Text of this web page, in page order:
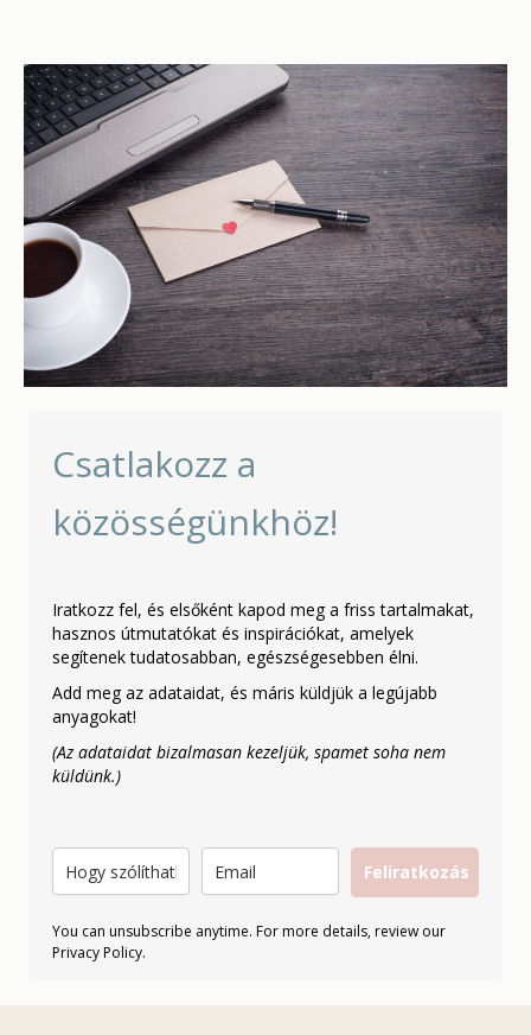
Csatlakozz a
közösségünkhöz!
Iratkozz fel, és elsőként kapod meg a friss tartalmakat,
hasznos útmutatókat és inspirációkat, amelyek
segítenek tudatosabban, egészségesebben élni.
Add meg az adataidat, és máris küldjük a legújabb
anyagokat!
(Az adataidat bizalmasan kezeljük, spamet soha nem
küldünk.)
Feliratkozás
You can unsubscribe anytime. For more details, review our
Privacy Policy.